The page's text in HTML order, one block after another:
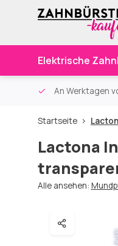
Elektrische
An Werktagen
Startseite
Lactona
Alle ansehen: